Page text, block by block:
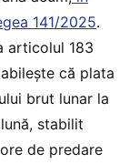
141/2025.
articolul 183
că plata
brut lunar la
stabilit
de predare